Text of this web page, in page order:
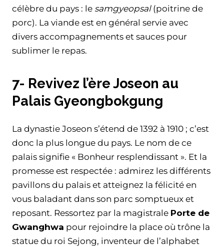
célèbre du pays : le samgyeopsal(poitrine de
porc). La viande est en général servie avec
divers accompagnements et sauces pour
sublimer le repas.
7- Revivez l’ère Joseon au
Palais Gyeongbokgung
La dynastie Joseon s’étend de 1392 à 1910 ; c’est
donc la plus longue du pays. Le nom de ce
palais signifie « Bonheur resplendissant ». Et la
promesse est respectée : admirez les différents
pavillons du palais et atteignez la félicité en
vous baladant dans son parc somptueux et
reposant. Ressortez par la magistrale Porte de
Gwanghwa pour rejoindre la place où trône la
statue du roi Sejong, inventeur de l’alphabet